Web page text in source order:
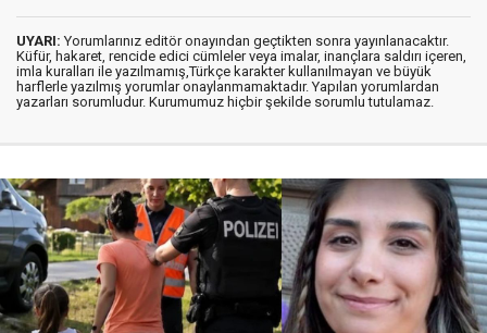
UYARI: Yorumlarınız editör onayından geçtikten sonra yayınlanacaktır.
Küfür, hakaret, rencide edici cümleler veya imalar, inançlara saldırı içeren,
imla kuralları ile yazılmamış,Türkçe karakter kullanılmayan ve büyük
harflerle yazılmış yorumlar onaylanmamaktadır. Yapılan yorumlardan
yazarları sorumludur. Kurumumuz hiçbir şekilde sorumlu tutulamaz.